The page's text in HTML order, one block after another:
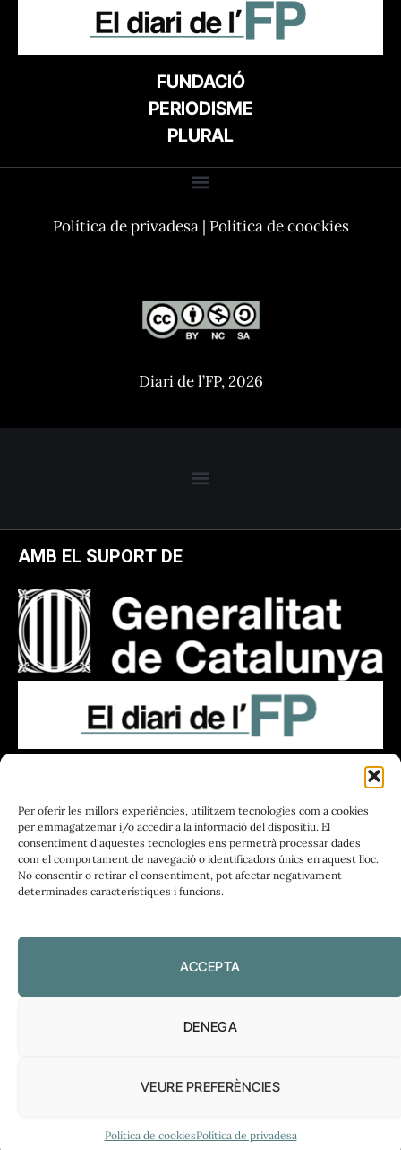
Per oferir les millors experiències, utilitzem tecnologies com a cookies
per emmagatzemar i/o accedir a la informació del dispositiu. El
consentiment d'aquestes tecnologies ens permetrà processar dades
com el comportament de navegació o identificadors únics en aquest lloc.
No consentir o retirar el consentiment, pot afectar negativament
determinades característiques i funcions.
ACCEPTA
DENEGA
VEURE PREFERÈNCIES
Política de cookiesPolítica de privadesa
FUNDACIÓ
PERIODISME
PLURAL
Política de privadesa| Política de coockies
Diari de l’FP, 2026
AMB EL SUPORT DE
PERIODISME
PLIRAL
Política de privadesa|Política de cookies